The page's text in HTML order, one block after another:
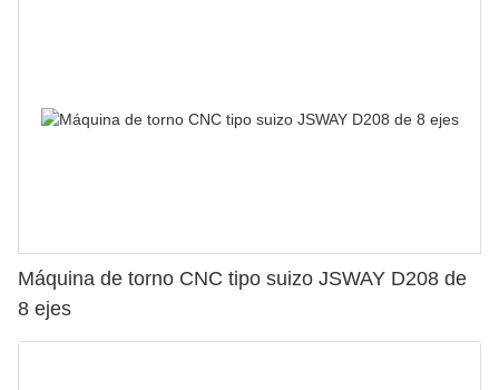
Máquina de torno CNC tipo suizo JSWAY D208 de
8 ejes